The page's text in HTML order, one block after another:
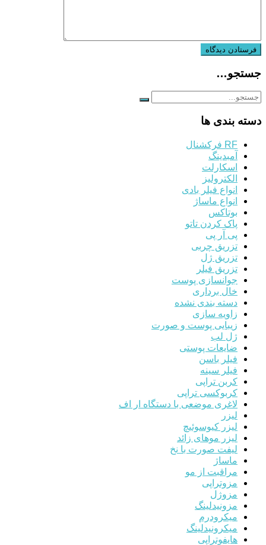
جستجو…
دسته بندی ها
RF فرکشنال
آمبدینگ
اسکارلت
الکترولیز
انواع فیلر بادی
انواع ماساژ
بوتاکس
پاک کردن تاتو
پی آر پی
تزریق چربی
تزریق ژل
تزریق فیلر
جوانسازی پوست
خال برداری
دسته بندی نشده
زاویه سازی
زیبایی پوست و صورت
ژل لب
ضایعات پوستی
فیلر باسن
فیلر سینه
کربن تراپی
کربوکسی تراپی
لاغری موضعی با دستگاه ار اف
لیزر
لیزر کیوسوئیچ
لیزر موهای زائد
لیفت صورت با نخ
ماساژ
مراقبت از مو
مزوتراپی
مزوژل
مزونیدلینگ
میکرودرم
میکرونیدلینگ
هایفوتراپی